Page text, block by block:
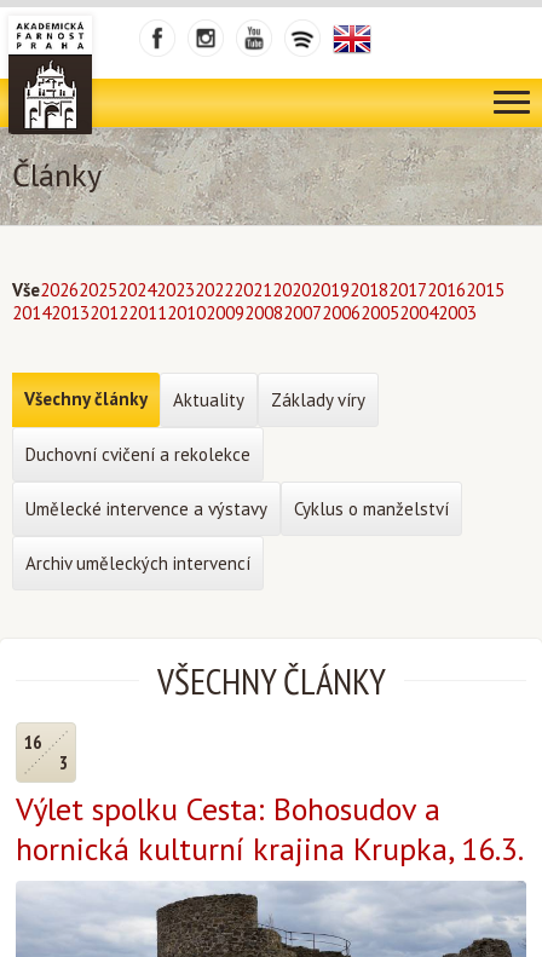
Články
Vše202620252024202320222021202020192018201720162015
201420132012201120102009200820072006200520042003
VŠECHNY ČLÁNKY
16
3
Výlet spolku Cesta: Bohosudov a
hornická kulturní krajina Krupka, 16.3.
Všechny články Aktuality Základy víry
Duchovní cvičení a rekolekce
Umělecké intervence a výstavy Cyklus o manželství
Archiv uměleckých intervencí